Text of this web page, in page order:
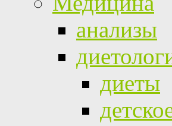
анализы
диеты